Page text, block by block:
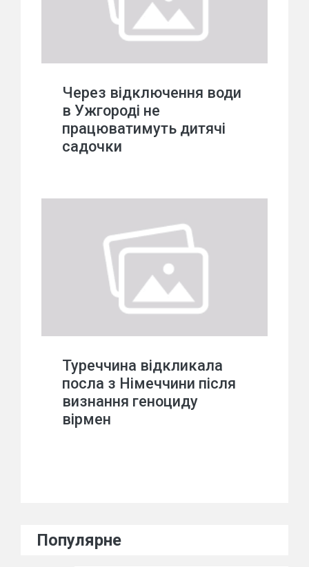
Через відключення води
в Ужгороді не
працюватимуть дитячі
садочки
Туреччина відкликала
посла з Німеччини після
визнання геноциду
вірмен
Популярне